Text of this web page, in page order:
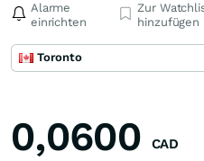
Alarme
einrichten
Zur
hinzufügen
Toronto
0,0600 CAD